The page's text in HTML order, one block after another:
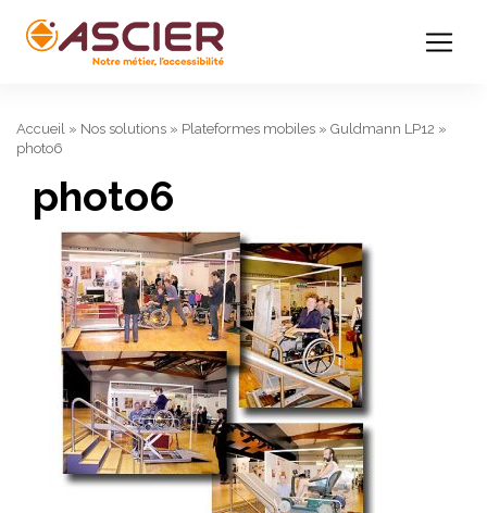
Accueil » Nos solutions » Plateformes mobiles » Guldmann LP12 »
photo6
photo6